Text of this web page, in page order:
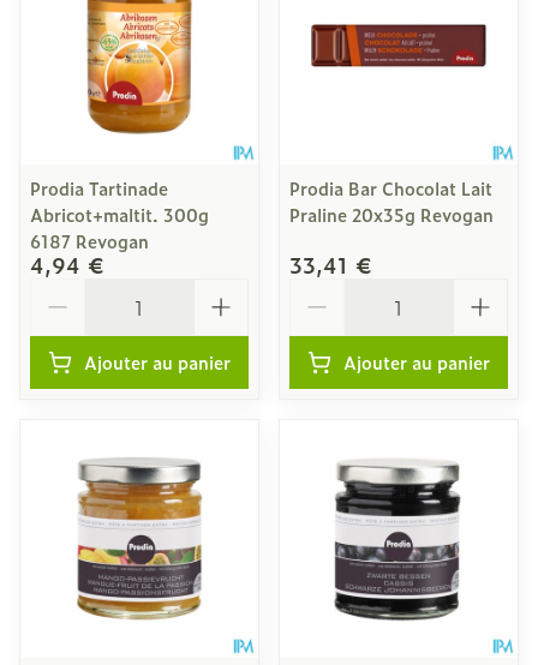
Prodia Tartinade
Abricot+maltit. 300g
6187 Revogan
4,94 €
Ajouter au panier
Prodia Bar Chocolat Lait
Praline 20x35g Revogan
33,41 €
Ajouter au panier